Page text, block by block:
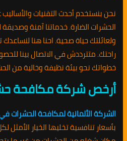
نحن بنستخدم أحدث التقنيات
الحشرات الضارة. خدماتنا آمنة
ولعائلتك حياة صحية. احنا هنا
راحتك. متترددش في الاتصال بينا
خطواتك نحو بيئة نظيفة وخالية من
أرخص شركة مكافحة
الشركة الألمانية لمكافحة
بأسعار تنافسية تخليها الخيار الأمثل